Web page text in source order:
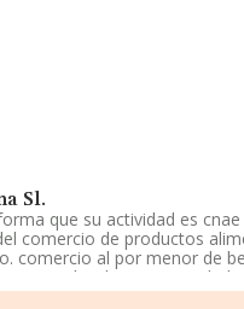
Sl.
que su actividad es cnae
comercio de productos
comercio al por menor de
especializados. La sociedad
Mercantil como